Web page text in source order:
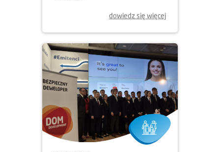
dowiedz się więcej